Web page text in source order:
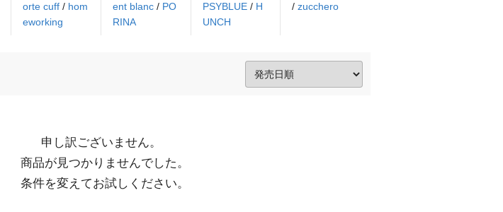
orte cuff/ hom
eworking
ent blanc / PO
RINA
PSYBLUE / H
UNCH
/zucchero
申し訳ございません。
  条件を変えてお試しください。